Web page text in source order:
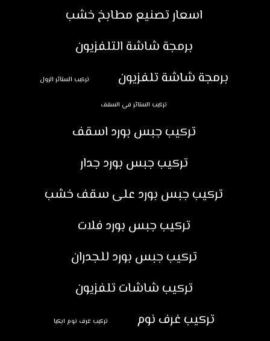
اسعار تصنيع مطابخ خشب
برمجة شاشة التلفزيون
برمجة شاشة تلفزيون
تركيب الستائر الرول
تركيب الستائر في السقف
تركيب جبس بورد اسقف
تركيب جبس بورد جدار
تركيب جبس بورد على سقف خشب
تركيب جبس بورد فلات
تركيب جبس بورد للجدران
تركيب شاشات تلفزيون
تركيب غرف نوم
تركيب غرف نوم ايكيا